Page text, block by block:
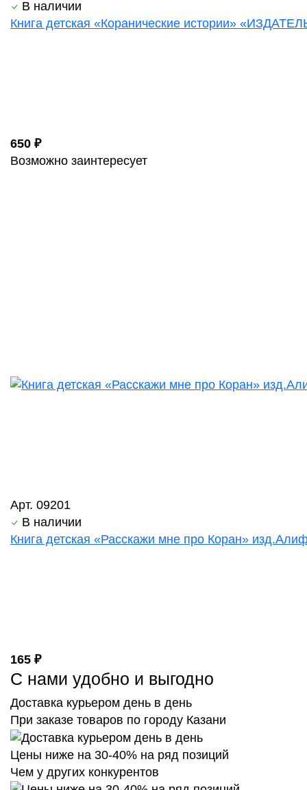
В наличии
Книга детская «Коранические истории»
650 ₽
Возможно заинтересует
Арт. 09201
В наличии
Книга детская «Расскажи мне про Коран»
165 ₽
С нами удобно и выгодно
Доставка курьером день в день
При заказе товаров по городу Казани
Цены ниже на 30-40% на ряд позиций
Чем у других конкурентов